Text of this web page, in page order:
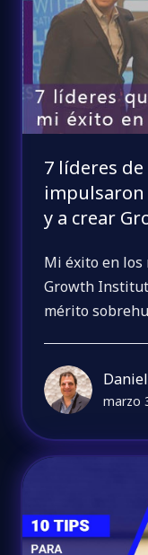
7 líderes
impulsaron
y a crear
Mi éxito en los
Growth
mérito
marzo